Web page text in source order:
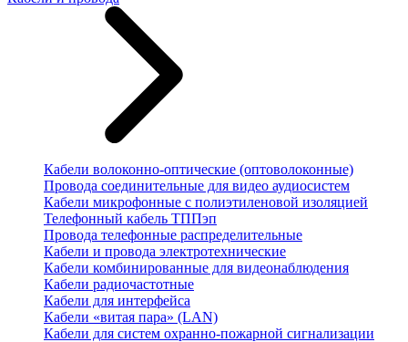
Кабели волоконно-оптические (оптоволоконные)
Провода соединительные для видео аудиосистем
Кабели микрофонные с полиэтиленовой изоляцией
Телефонный кабель ТППэп
Провода телефонные распределительные
Кабели и провода электротехнические
Кабели комбинированные для видеонаблюдения
Кабели радиочастотные
Кабели для интерфейса
Кабели «витая пара» (LAN)
Кабели для систем охранно-пожарной сигнализации